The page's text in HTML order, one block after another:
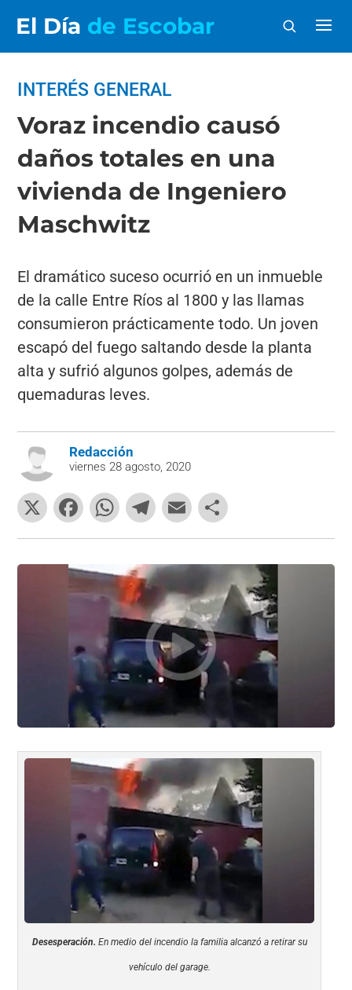
El Día de Escobar
INTERÉS GENERAL
Voraz incendio causó
daños totales en una
vivienda de Ingeniero
Maschwitz
El dramático suceso ocurrió en un inmueble
de la calle Entre Ríos al 1800 y las llamas
consumieron prácticamente todo. Un joven
escapó del fuego saltando desde la planta
alta y sufrió algunos golpes, además de
quemaduras leves.
Redacción
viernes 28 agosto, 2020
X
F
a
e
b
o
o
k
W
h
at
s
A
p
p
T
el
e
gr
a
m
E
m
ai
o
m
p
ar
tir
Desesperación. En medio del incendio la familia alcanzó a retirar su
vehículo del garage.